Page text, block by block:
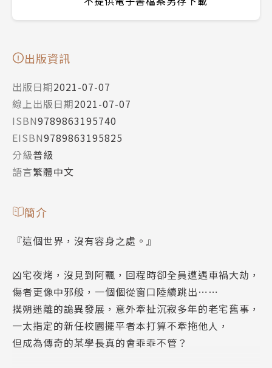
出版資訊
出版日期2021-07-07
線上出版日期2021-07-07
ISBN9789863195740
EISBN9789863195825
分級普級
語言繁體中文
簡介
『這個世界，沒有容身之處。』
凶宅夜烤，沒見到阿飄，回程時卻全員遭遇車禍大劫，
傷者更像中邪般，一個個從窗口陸續跳出⋯⋯
撲朔迷離的詭異發展，意外牽扯沉寂多年的老宅舊事，
一太指定的新任校園擺平者本打算不牽拖他人，
但成為傳奇的某學長真的會乖乖不管？